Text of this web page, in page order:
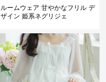
ルームウェア 甘やかなフリル デ
ザイン 姫系ネグリジェ